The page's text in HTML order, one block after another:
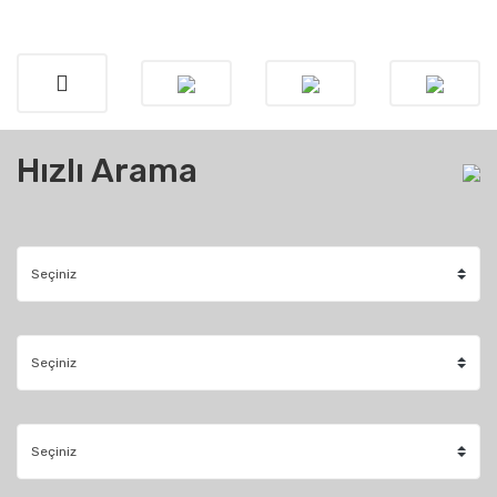
Hızlı Arama